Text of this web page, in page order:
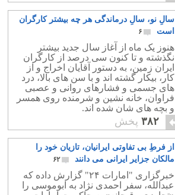
سالِ نو، سالِ درماندگی هر چه بیشتر کارگران
است
۶
هنوز یک ماه از آغاز سال جدید بیشتر
نگذشته و تا کنون سی درصد از کارگران
ایران زمین، به دستور آقایان اخراج و از
کار، بیکار گشته اند و با سن های بالا، درد
های جسمی و فشارهای روانی و عصبی
فراوان، خانه نشین و شرمنده روی همسر
و بچه های شان شده اند.
۳۸۲ پخش
از فرطِ بی تفاوتی ایرانیان، تازیان خود را
مالکان جزایر ایرانی می دانند
۶۲
خبرگزاری "امارات ۲۴" گزارش داده که
عبدالله، سفر احمدی نژاد به ابوموسی را